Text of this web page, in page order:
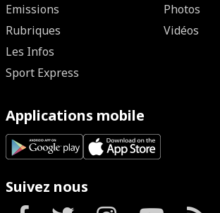
Emissions
Rubriques
Les Infos
Sport Express
Photos
Vidéos
Applications mobile
Suivez nous